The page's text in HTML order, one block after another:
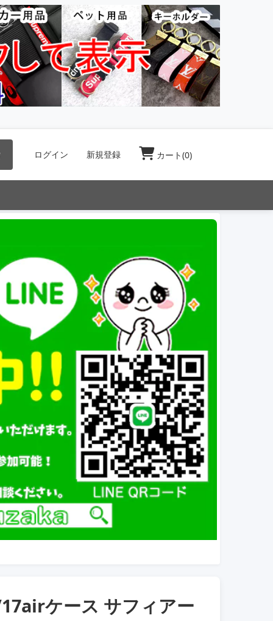
ログイン 新規登録 カート(0)
ケース サフィアー